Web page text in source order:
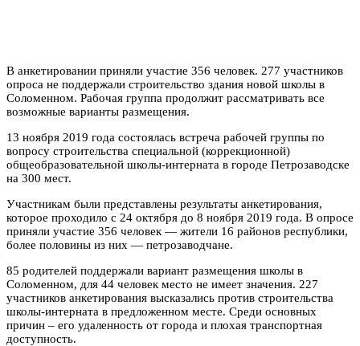
В анкетировании приняли участие 356 человек. 277 участников
опроса не поддержали строительство здания новой школы в
Соломенном. Рабочая группа продолжит рассматривать все
возможные варианты размещения.
13 ноября 2019 года состоялась встреча рабочей группы по
вопросу строительства специальной (коррекционной)
общеобразовательной школы-интерната в городе Петрозаводске
на 300 мест.
Участникам были представлены результаты анкетирования,
которое проходило с 24 октября до 8 ноября 2019 года. В опросе
приняли участие 356 человек — жители 16 районов республики,
более половины из них — петрозаводчане.
85 родителей поддержали вариант размещения школы в
Соломенном, для 44 человек место не имеет значения. 227
участников анкетирования высказались против строительства
школы-интерната в предложенном месте. Среди основных
причин – его удаленность от города и плохая транспортная
доступность.